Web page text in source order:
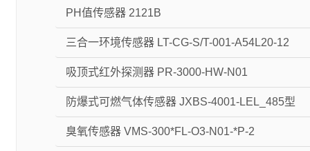
PH值传感器 2121B
三合一环境传感器 LT-CG-S/T-001-A54L20-12
吸顶式红外探测器 PR-3000-HW-N01
防爆式可燃气体传感器 JXBS-4001-LEL_485型
臭氧传感器 VMS-300*FL-O3-N01-*P-2